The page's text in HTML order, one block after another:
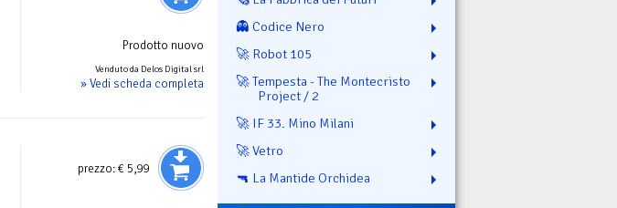
Prodotto nuovo
Venduto da Delos Digital srl
» Vedi scheda completa
prezzo:€ 5,99
👻 Codice Nero
🚀 Robot 105
🚀 Tempesta - The Montecristo
Project / 2
🚀 IF 33. Mino Milani
🚀 Vetro
🔫 La Mantide Orchidea